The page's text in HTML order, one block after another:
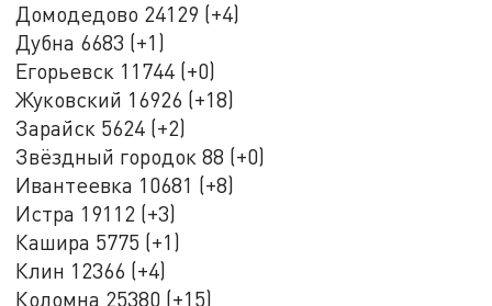
Домодедово 24129 (+4)
Дубна 6683 (+1)
Егорьевск 11744 (+0)
Жуковский 16926 (+18)
Зарайск 5624 (+2)
Звёздный городок 88 (+0)
Ивантеевка 10681 (+8)
Истра 19112 (+3)
Кашира 5775 (+1)
Клин 12366 (+4)
Коломна 25380 (+15)